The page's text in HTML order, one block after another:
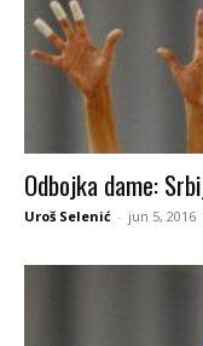
Odbojka dame:
Uroš Selenić - jun 5, 2016